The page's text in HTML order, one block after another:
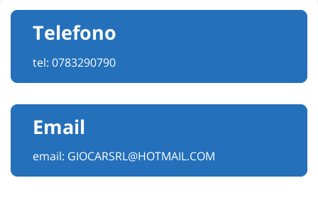
Telefono
tel: 0783290790
Email
email: GIOCARSRL@HOTMAIL.COM